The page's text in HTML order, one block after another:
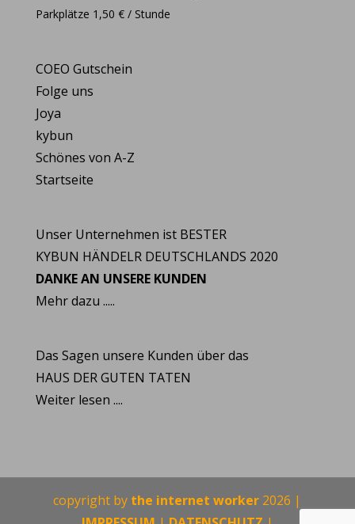
Parkplätze 1,50 € / Stunde
COEO Gutschein
Folge uns
Joya
kybun
Schönes von A-Z
Startseite
Unser Unternehmen ist BESTER
KYBUN HÄNDELR DEUTSCHLANDS 2020
DANKE AN UNSERE KUNDEN
Mehr dazu .....
Das Sagen unsere Kunden über das
HAUS DER GUTEN TATEN
Weiter lesen ....
copyright by the internet worker 2026 |